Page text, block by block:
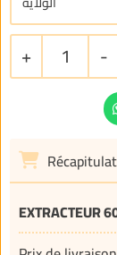
+ 1 -
EXTRACTEUR